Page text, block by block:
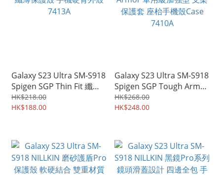
Galaxy S23 Ultra SM-S918
Spigen SGP Thin Fit 纖薄
保護殼 手機硬背外殼
7413A
HK$218.00
HK$188.00
Galaxy S23 Ultra SM-S918
Spigen SGP Tough Armor
軍用級加強型 支架保護套
座枱手機殼Case 7410A
HK$268.00
HK$248.00